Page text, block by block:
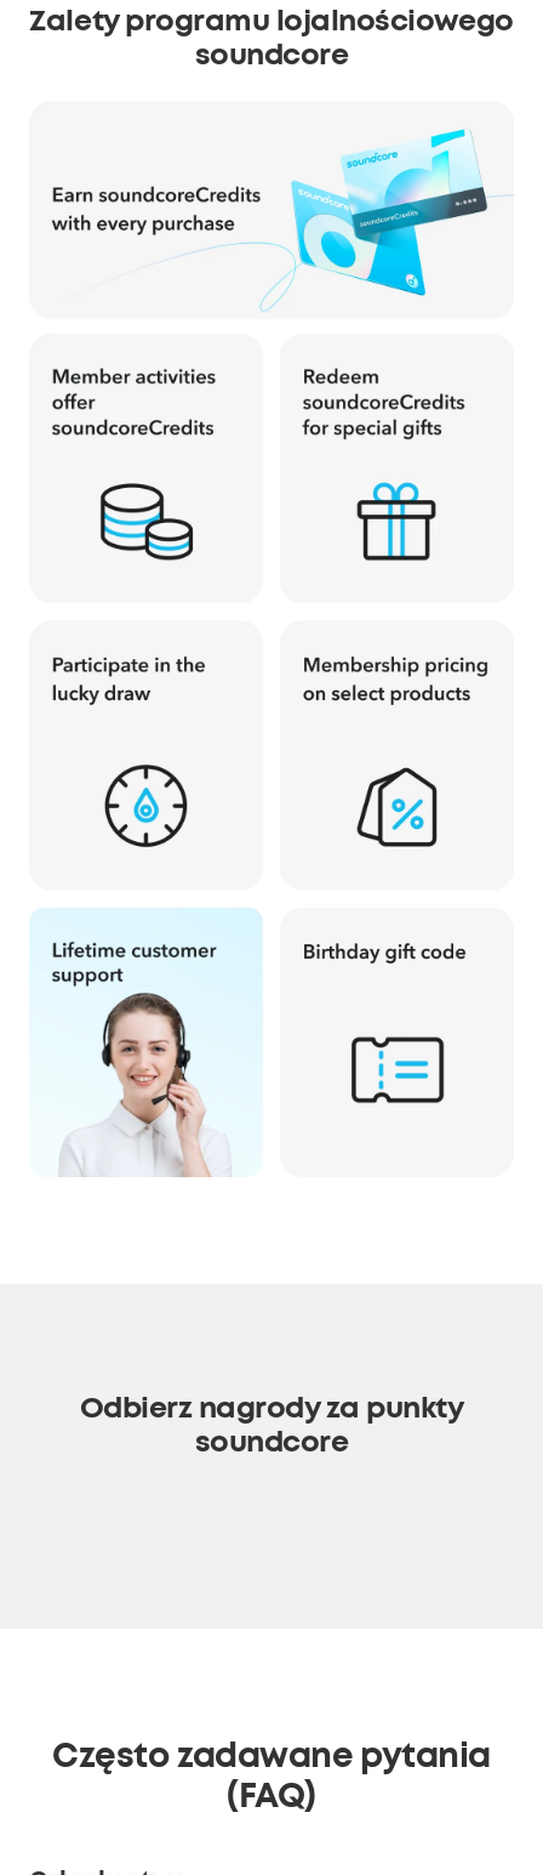
Zalety programu lojalnościowego
soundcore
Odbierz nagrody za punkty
soundcore
Często zadawane pytania
(FAQ)